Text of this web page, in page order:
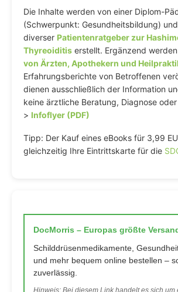
Die Inhalte werden von einer Diplom-
(Schwerpunkt: Gesundheitsbildung)
diverser Patientenratgeber zur
Thyreoiditis erstellt. Ergänzend werden
von Ärzten, Apothekern und
Erfahrungsberichte von Betroffenen
dienen ausschließlich der Information
keine ärztliche Beratung, Diagnose
> Infoflyer (PDF)
Tipp: Der Kauf eines eBooks für 3,99
gleichzeitig Ihre Eintrittskarte für die
DocMorris – Europas größte
Schilddrüsenmedikamente,
und mehr bequem online bestellen –
zuverlässig.